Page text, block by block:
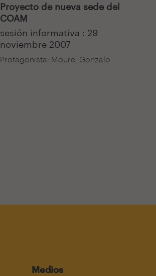
Proyecto de nueva sede del
COAM
sesión informativa : 29
noviembre 2007
Protagonista: Moure, Gonzalo
Medios